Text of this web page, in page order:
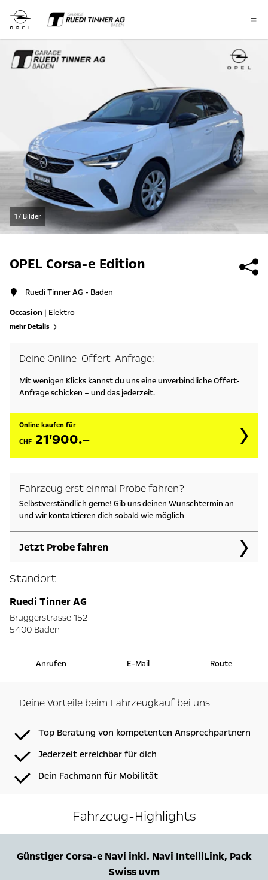
17 Bilder
OPEL Corsa-e Edition
Ruedi Tinner AG - Baden
Occasion | Elektro
mehr Details
Deine Online-Offert-Anfrage:
Mit wenigen Klicks kannst du uns eine unverbindliche Offert-
Anfrage schicken – und das jederzeit.
Online kaufen für
CHF 21'900.–
Fahrzeug erst einmal Probe fahren?
Selbstverständlich gerne! Gib uns deinen Wunschtermin an
und wir kontaktieren dich sobald wie möglich
Jetzt Probe fahren
Standort
Ruedi Tinner AG
Bruggerstrasse 152
5400 Baden
Anrufen E-Mail Route
Deine Vorteile beim Fahrzeugkauf bei uns
Top Beratung von kompetenten Ansprechpartnern
Jederzeit erreichbar für dich
Dein Fachmann für Mobilität
Fahrzeug-Highlights
Günstiger Corsa-e Navi inkl. Navi IntelliLink, Pack
Swiss uvm